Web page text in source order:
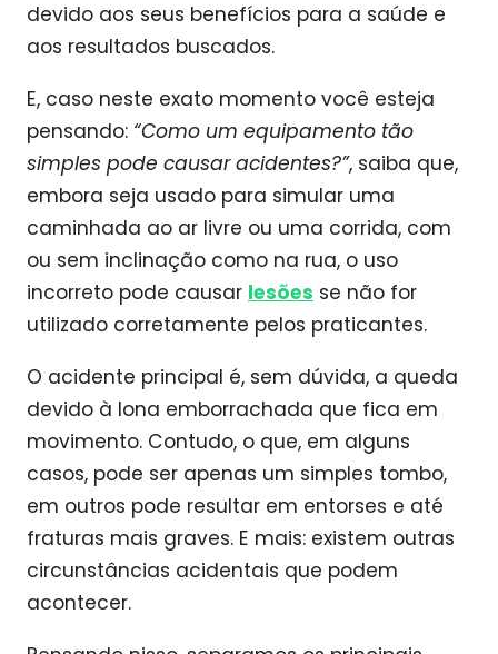
devido aos seus benefícios para a saúde e
aos resultados buscados.
E, caso neste exato momento você esteja
pensando: “Como um equipamento tão
simples pode causar acidentes?”, saiba que,
embora seja usado para simular uma
caminhada ao ar livre ou uma corrida, com
ou sem inclinação como na rua, o uso
incorreto pode causar lesões se não for
utilizado corretamente pelos praticantes.
O acidente principal é, sem dúvida, a queda
devido à lona emborrachada que fica em
movimento. Contudo, o que, em alguns
casos, pode ser apenas um simples tombo,
em outros pode resultar em entorses e até
fraturas mais graves. E mais: existem outras
circunstâncias acidentais que podem
acontecer.